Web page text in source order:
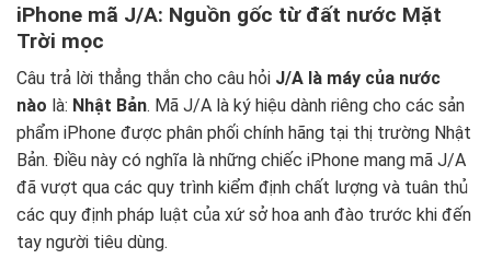
iPhone mã J/A: Nguồn gốc từ đất nước Mặt
Trời mọc
Câu trả lời thẳng thắn cho câu hỏi J/A là máy của nước
nào là: Nhật Bản. Mã J/A là ký hiệu dành riêng cho các sản
phẩm iPhone được phân phối chính hãng tại thị trường Nhật
Bản. Điều này có nghĩa là những chiếc iPhone mang mã J/A
đã vượt qua các quy trình kiểm định chất lượng và tuân thủ
các quy định pháp luật của xứ sở hoa anh đào trước khi đến
tay người tiêu dùng.